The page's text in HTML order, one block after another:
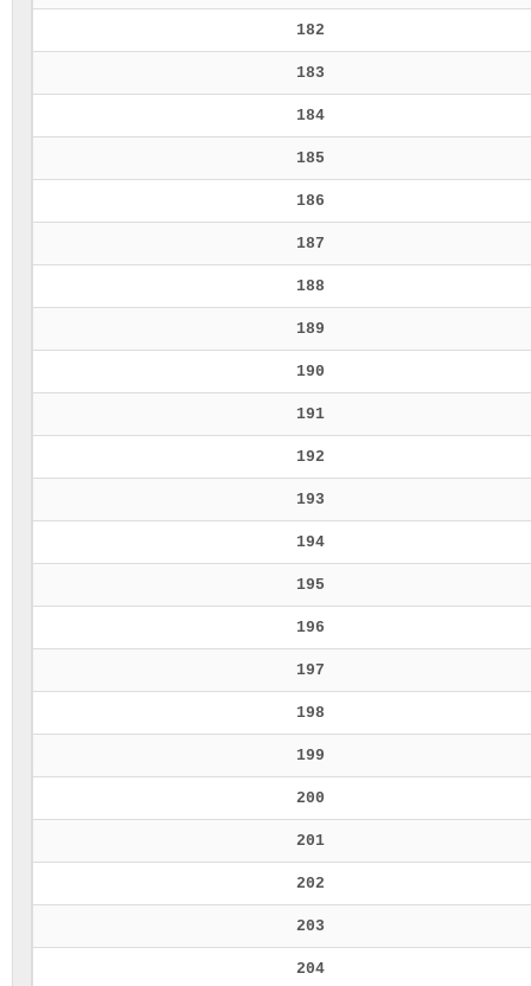
182
183
184
185
186
187
188
189
190
191
192
193
194
195
196
197
198
199
200
201
202
203
204